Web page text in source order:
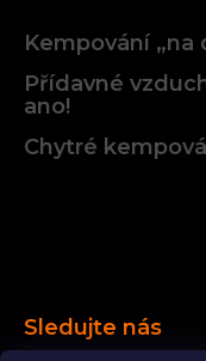
Kempování „na
Přídavné
ano!
Chytré
Sledujte nás